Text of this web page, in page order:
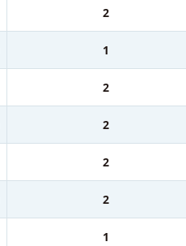
2
1
2
2
2
2
1